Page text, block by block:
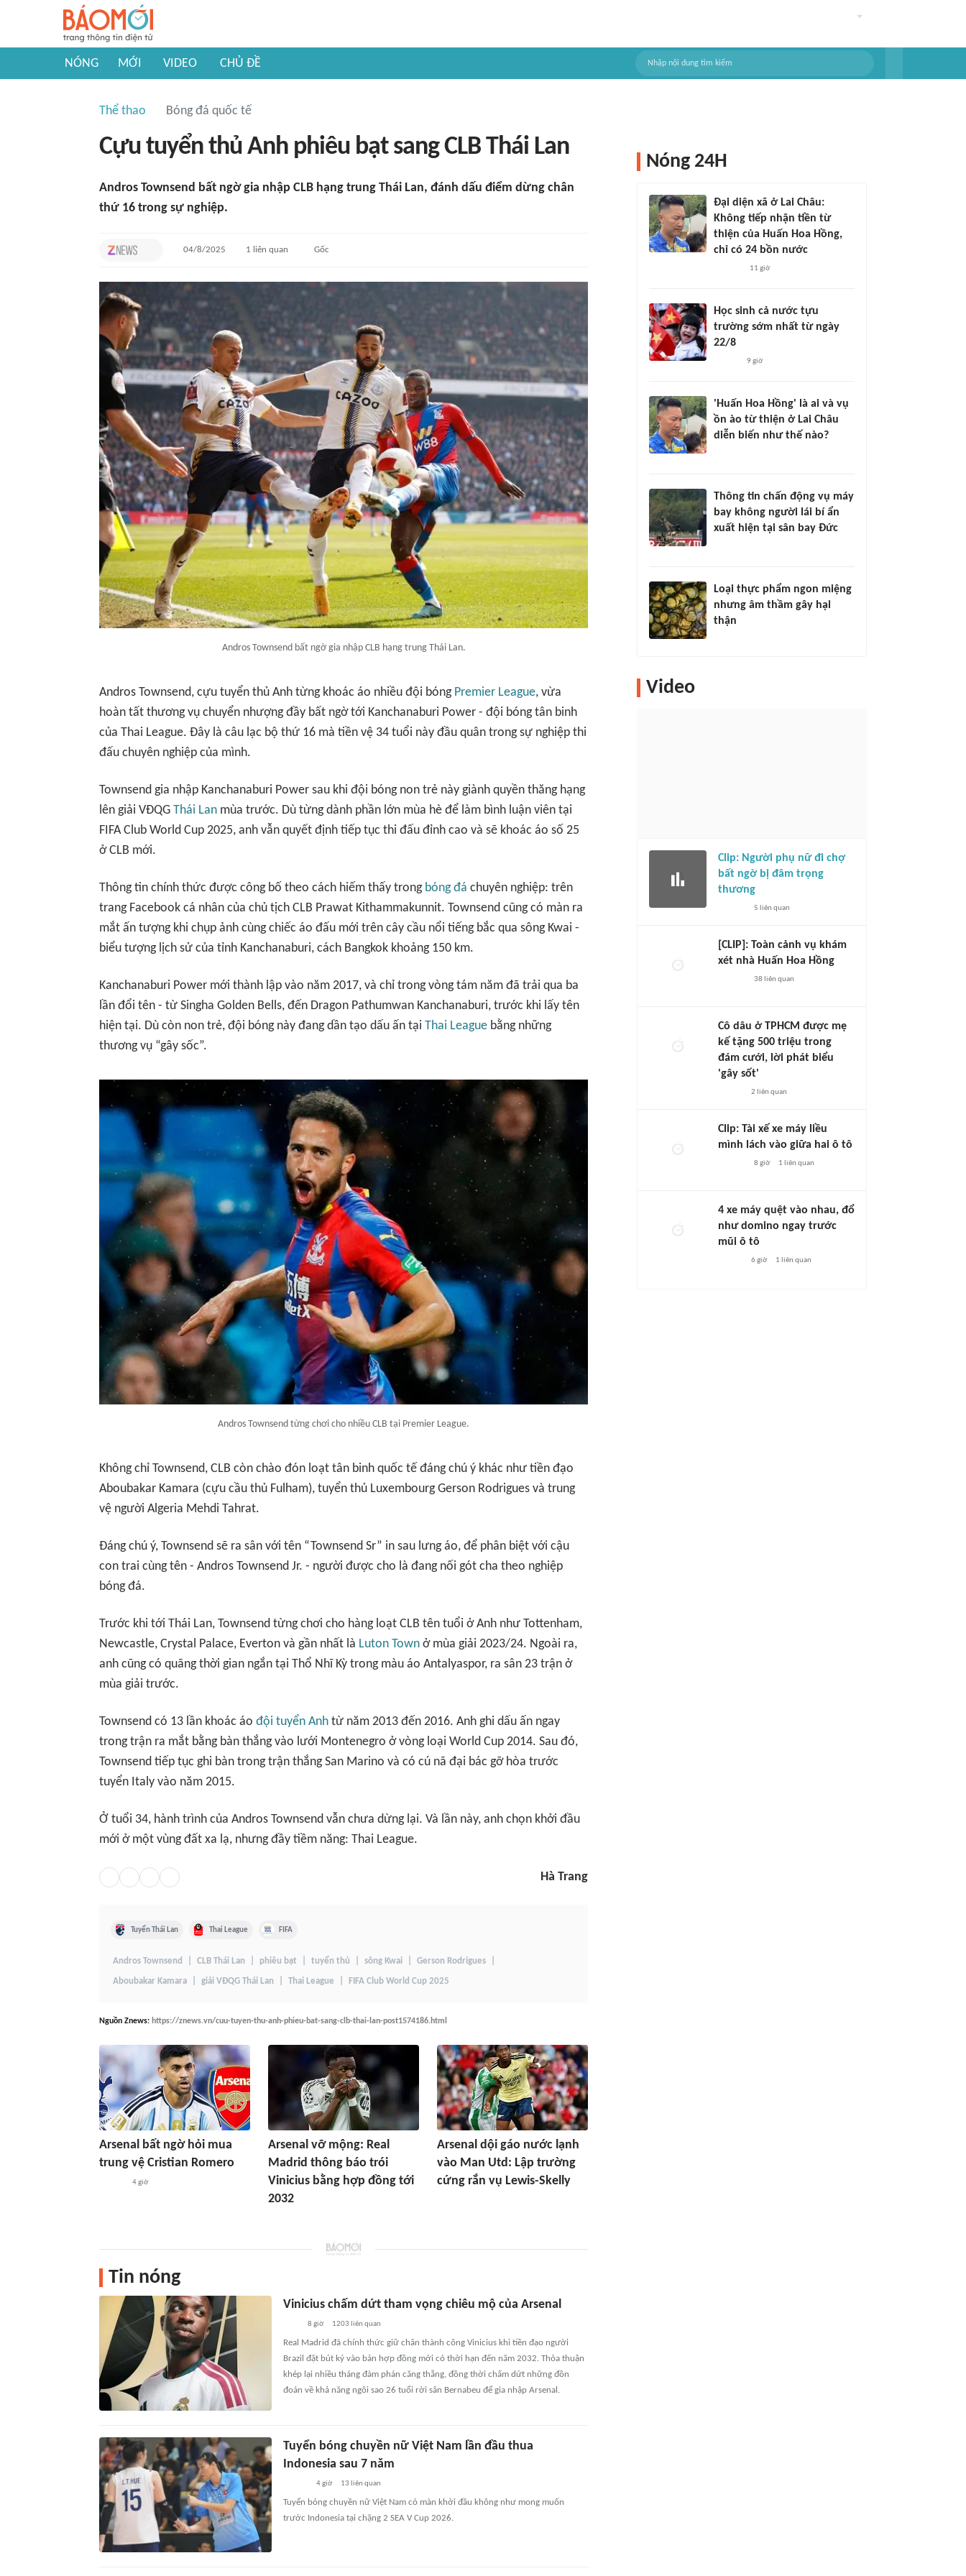
NÓNG MỚI VIDEO CHỦ ĐỀ
Thể thao Bóng đá quốc tế
Cựu tuyển thủ Anh phiêu bạt sang CLB Thái Lan
Andros Townsend bất ngờ gia nhập CLB hạng trung Thái Lan, đánh dấu điểm dừng chân
thứ 16 trong sự nghiệp.
04/8/2025 1 liên quan Gốc
Andros Townsend bất ngờ gia nhập CLB hạng trung Thái Lan.
Andros Townsend, cựu tuyển thủ Anh từng khoác áo nhiều đội bóng Premier League, vừa
hoàn tất thương vụ chuyển nhượng đầy bất ngờ tới Kanchanaburi Power - đội bóng tân binh
của Thai League. Đây là câu lạc bộ thứ 16 mà tiền vệ 34 tuổi này đầu quân trong sự nghiệp thi
đấu chuyên nghiệp của mình.
Townsend gia nhập Kanchanaburi Power sau khi đội bóng non trẻ này giành quyền thăng hạng
lên giải VĐQG Thái Lan mùa trước. Dù từng dành phần lớn mùa hè để làm bình luận viên tại
FIFA Club World Cup 2025, anh vẫn quyết định tiếp tục thi đấu đỉnh cao và sẽ khoác áo số 25
ở CLB mới.
Thông tin chính thức được công bố theo cách hiếm thấy trong bóng đá chuyên nghiệp: trên
trang Facebook cá nhân của chủ tịch CLB Prawat Kithammakunnit. Townsend cũng có màn ra
mắt ấn tượng khi chụp ảnh cùng chiếc áo đấu mới trên cây cầu nổi tiếng bắc qua sông Kwai -
biểu tượng lịch sử của tỉnh Kanchanaburi, cách Bangkok khoảng 150 km.
Kanchanaburi Power mới thành lập vào năm 2017, và chỉ trong vòng tám năm đã trải qua ba
lần đổi tên - từ Singha Golden Bells, đến Dragon Pathumwan Kanchanaburi, trước khi lấy tên
hiện tại. Dù còn non trẻ, đội bóng này đang dần tạo dấu ấn tại Thai League bằng những
thương vụ “gây sốc”.
Andros Townsend từng chơi cho nhiều CLB tại Premier League.
Không chỉ Townsend, CLB còn chào đón loạt tân binh quốc tế đáng chú ý khác như tiền đạo
Aboubakar Kamara (cựu cầu thủ Fulham), tuyển thủ Luxembourg Gerson Rodrigues và trung
vệ người Algeria Mehdi Tahrat.
Đáng chú ý, Townsend sẽ ra sân với tên “Townsend Sr” in sau lưng áo, để phân biệt với cậu
con trai cùng tên - Andros Townsend Jr. - người được cho là đang nối gót cha theo nghiệp
bóng đá.
Trước khi tới Thái Lan, Townsend từng chơi cho hàng loạt CLB tên tuổi ở Anh như Tottenham,
Newcastle, Crystal Palace, Everton và gần nhất là Luton Town ở mùa giải 2023/24. Ngoài ra,
anh cũng có quãng thời gian ngắn tại Thổ Nhĩ Kỳ trong màu áo Antalyaspor, ra sân 23 trận ở
mùa giải trước.
Townsend có 13 lần khoác áo đội tuyển Anh từ năm 2013 đến 2016. Anh ghi dấu ấn ngay
trong trận ra mắt bằng bàn thắng vào lưới Montenegro ở vòng loại World Cup 2014. Sau đó,
Townsend tiếp tục ghi bàn trong trận thắng San Marino và có cú nã đại bác gỡ hòa trước
tuyển Italy vào năm 2015.
Ở tuổi 34, hành trình của Andros Townsend vẫn chưa dừng lại. Và lần này, anh chọn khởi đầu
mới ở một vùng đất xa lạ, nhưng đầy tiềm năng: Thai League.
Hà Trang
Tuyển Thái Lan Thai League FIFA
Andros Townsend CLB Thái Lan phiêu bạt tuyển thủ sông Kwai Gerson Rodrigues
Aboubakar Kamara giải VĐQG Thái Lan Thai League FIFA Club World Cup 2025
Nguồn Znews: https://znews.vn/cuu-tuyen-thu-anh-phieu-bat-sang-clb-thai-lan-post1574186.html
Arsenal bất ngờ hỏi mua
trung vệ Cristian Romero
4 giờ
Arsenal vỡ mộng: Real
Madrid thông báo trói
Vinicius bằng hợp đồng tới
2032
Arsenal dội gáo nước lạnh
vào Man Utd: Lập trường
cứng rắn vụ Lewis-Skelly
Tin nóng
Vinicius chấm dứt tham vọng chiêu mộ của Arsenal
8 giờ 1203 liên quan
Real Madrid đã chính thức giữ chân thành công Vinicius khi tiền đạo người
Brazil đặt bút ký vào bản hợp đồng mới có thời hạn đến năm 2032. Thỏa thuận
khép lại nhiều tháng đàm phán căng thẳng, đồng thời chấm dứt những đồn
đoán về khả năng ngôi sao 26 tuổi rời sân Bernabeu để gia nhập Arsenal.
Tuyển bóng chuyền nữ Việt Nam lần đầu thua
Indonesia sau 7 năm
4 giờ 13 liên quan
Tuyển bóng chuyền nữ Việt Nam có màn khởi đầu không như mong muốn
trước Indonesia tại chặng 2 SEA V Cup 2026.
Nóng 24H
Đại diện xã ở Lai Châu:
Không tiếp nhận tiền từ
thiện của Huấn Hoa Hồng,
chỉ có 24 bồn nước
11 giờ
Học sinh cả nước tựu
trường sớm nhất từ ngày
22/8
9 giờ
'Huấn Hoa Hồng' là ai và vụ
ồn ào từ thiện ở Lai Châu
diễn biến như thế nào?
Thông tin chấn động vụ máy
bay không người lái bí ẩn
xuất hiện tại sân bay Đức
Loại thực phẩm ngon miệng
nhưng âm thầm gây hại
thận
Video
Clip: Người phụ nữ đi chợ
bất ngờ bị đâm trọng
thương
5 liên quan
[CLIP]: Toàn cảnh vụ khám
xét nhà Huấn Hoa Hồng
38 liên quan
Cô dâu ở TPHCM được mẹ
kế tặng 500 triệu trong
đám cưới, lời phát biểu
'gây sốt'
2 liên quan
Clip: Tài xế xe máy liều
mình lách vào giữa hai ô tô
8 giờ 1 liên quan
4 xe máy quệt vào nhau, đổ
như domino ngay trước
mũi ô tô
6 giờ 1 liên quan